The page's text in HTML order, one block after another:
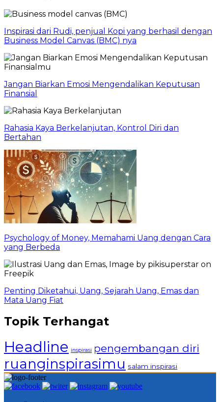
Inspirasi dari Rudi, penjual Kopi yang berhasil dengan
Business Model Canvas (BMC) nya
Jangan Biarkan Emosi Mengendalikan Keputusan
Finansial
Rahasia Kaya Berkelanjutan, Kontrol Diri dan
Bertahan
Psychology of Money, Memahami Uang dengan Cara
yang Berbeda
Penting Diketahui, Uang, Sejarah Uang, Emas dan
Mata Uang Fiat
Topik Terhangat
Headline inspirasi pengembangan diri
ruanginspirasimu salam inspirasi